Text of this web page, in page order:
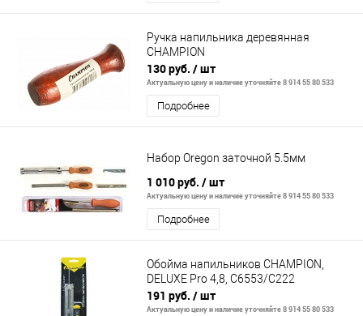
Ручка напильника деревянная
CHAMPION
130 руб. / шт
Актуальную цену и наличие уточняйте 8 914 55 80 533
Подробнее
Набор Oregon заточной 5.5мм
1 010 руб. / шт
Актуальную цену и наличие уточняйте 8 914 55 80 533
Подробнее
Обойма напильников CHAMPION,
DELUXE Pro 4,8, C6553/C222
191 руб. / шт
Актуальную цену и наличие уточняйте 8 914 55 80 533